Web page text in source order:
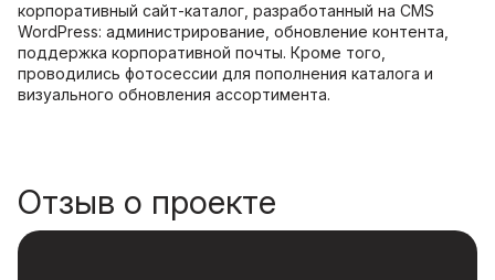
корпоративный сайт-каталог, разработанный на CMS
WordPress: администрирование, обновление контента,
поддержка корпоративной почты. Кроме того,
проводились фотосессии для пополнения каталога и
визуального обновления ассортимента.
Отзыв о проекте